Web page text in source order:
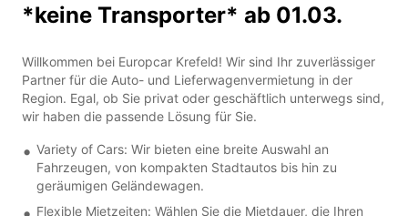
*keine Transporter* ab 01.03.
Willkommen bei Europcar Krefeld! Wir sind Ihr zuverlässiger
Partner für die Auto- und Lieferwagenvermietung in der
Region. Egal, ob Sie privat oder geschäftlich unterwegs sind,
wir haben die passende Lösung für Sie.
Variety of Cars: Wir bieten eine breite Auswahl an
Fahrzeugen, von kompakten Stadtautos bis hin zu
geräumigen Geländewagen.
Flexible Mietzeiten: Wählen Sie die Mietdauer, die Ihren